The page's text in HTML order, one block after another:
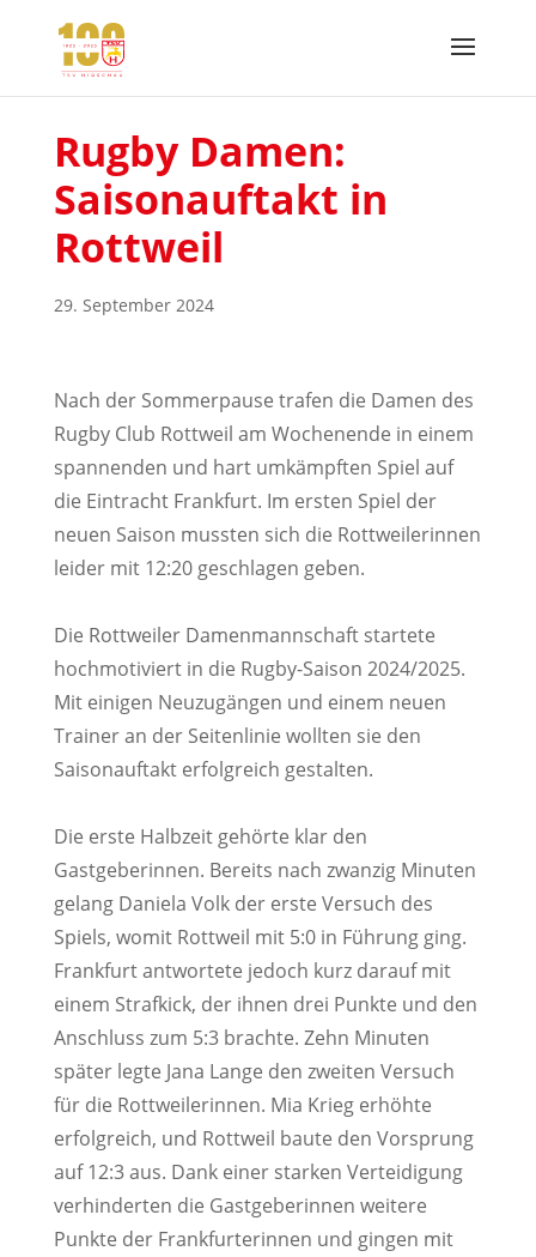
Rugby Damen:
Saisonauftakt in
Rottweil
29. September 2024
Nach der Sommerpause trafen die Damen des
Rugby Club Rottweil am Wochenende in einem
spannenden und hart umkämpften Spiel auf
die Eintracht Frankfurt. Im ersten Spiel der
neuen Saison mussten sich die Rottweilerinnen
leider mit 12:20 geschlagen geben.
Die Rottweiler Damenmannschaft startete
hochmotiviert in die Rugby-Saison 2024/2025.
Mit einigen Neuzugängen und einem neuen
Trainer an der Seitenlinie wollten sie den
Saisonauftakt erfolgreich gestalten.
Die erste Halbzeit gehörte klar den
Gastgeberinnen. Bereits nach zwanzig Minuten
gelang Daniela Volk der erste Versuch des
Spiels, womit Rottweil mit 5:0 in Führung ging.
Frankfurt antwortete jedoch kurz darauf mit
einem Strafkick, der ihnen drei Punkte und den
Anschluss zum 5:3 brachte. Zehn Minuten
später legte Jana Lange den zweiten Versuch
für die Rottweilerinnen. Mia Krieg erhöhte
erfolgreich, und Rottweil baute den Vorsprung
auf 12:3 aus. Dank einer starken Verteidigung
verhinderten die Gastgeberinnen weitere
Punkte der Frankfurterinnen und gingen mit